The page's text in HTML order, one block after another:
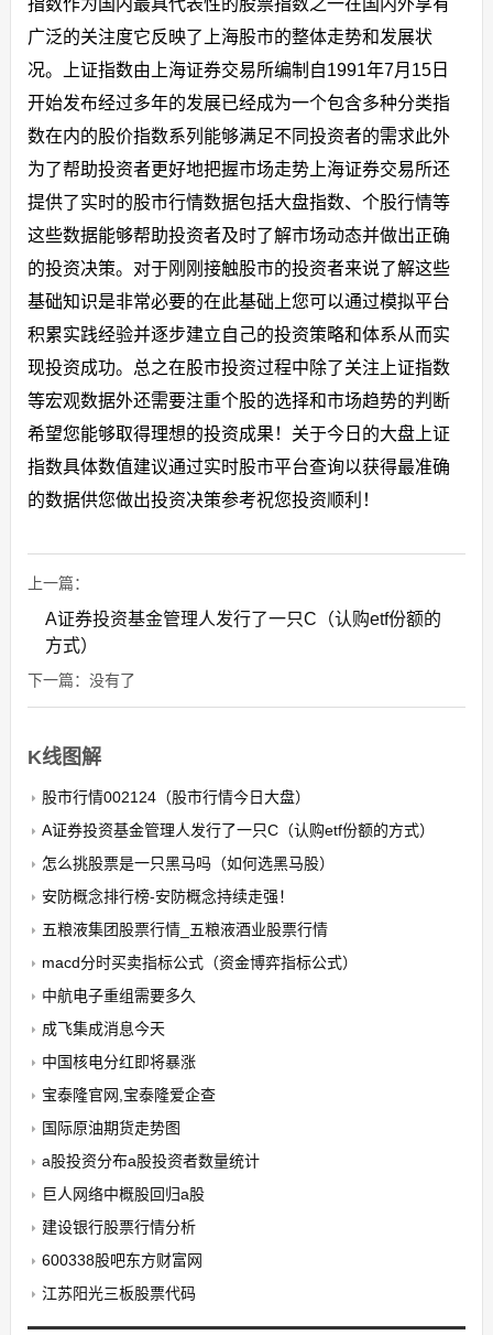
指数作为国内最具代表性的股票指数之一在国内外享有
广泛的关注度它反映了上海股市的整体走势和发展状
况。上证指数由上海证券交易所编制自1991年7月15日
开始发布经过多年的发展已经成为一个包含多种分类指
数在内的股价指数系列能够满足不同投资者的需求此外
为了帮助投资者更好地把握市场走势上海证券交易所还
提供了实时的股市行情数据包括大盘指数、个股行情等
这些数据能够帮助投资者及时了解市场动态并做出正确
的投资决策。对于刚刚接触股市的投资者来说了解这些
基础知识是非常必要的在此基础上您可以通过模拟平台
积累实践经验并逐步建立自己的投资策略和体系从而实
现投资成功。总之在股市投资过程中除了关注上证指数
等宏观数据外还需要注重个股的选择和市场趋势的判断
希望您能够取得理想的投资成果！关于今日的大盘上证
指数具体数值建议通过实时股市平台查询以获得最准确
的数据供您做出投资决策参考祝您投资顺利！
上一篇：
A证券投资基金管理人发行了一只C（认购etf份额的
方式）
下一篇：没有了
K线图解
股市行情002124（股市行情今日大盘）
A证券投资基金管理人发行了一只C（认购etf份额的方式）
怎么挑股票是一只黑马吗（如何选黑马股）
安防概念排行榜-安防概念持续走强！
五粮液集团股票行情_五粮液酒业股票行情
macd分时买卖指标公式（资金博弈指标公式）
中航电子重组需要多久
成飞集成消息今天
中国核电分红即将暴涨
宝泰隆官网,宝泰隆爱企查
国际原油期货走势图
a股投资分布a股投资者数量统计
巨人网络中概股回归a股
建设银行股票行情分析
600338股吧东方财富网
江苏阳光三板股票代码